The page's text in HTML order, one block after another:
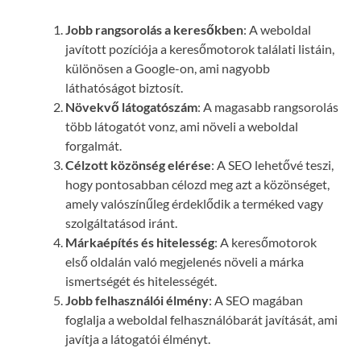
Jobb rangsorolás a keresőkben: A weboldal
javított pozíciója a keresőmotorok találati listáin,
különösen a Google-on, ami nagyobb
láthatóságot biztosít.
Növekvő látogatószám: A magasabb rangsorolás
több látogatót vonz, ami növeli a weboldal
forgalmát.
Célzott közönség elérése: A SEO lehetővé teszi,
hogy pontosabban célozd meg azt a közönséget,
amely valószínűleg érdeklődik a terméked vagy
szolgáltatásod iránt.
Márkaépítés és hitelesség: A keresőmotorok
első oldalán való megjelenés növeli a márka
ismertségét és hitelességét.
Jobb felhasználói élmény: A SEO magában
foglalja a weboldal felhasználóbarát javítását, ami
javítja a látogatói élményt.